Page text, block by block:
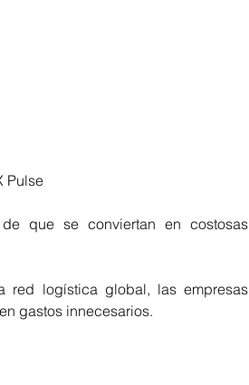
Pulse
que se conviertan en costosas
red logística global, las empresas
gastos innecesarios.